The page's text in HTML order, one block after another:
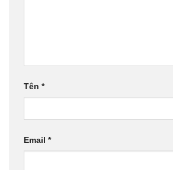
Tên *
Email *